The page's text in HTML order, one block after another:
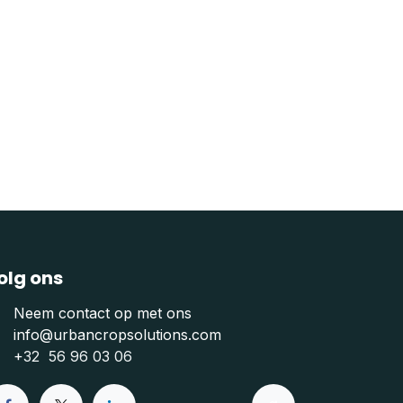
ons
Neem contact op met ons
info@urbancropsolutions.com
+32 56 96 03 06